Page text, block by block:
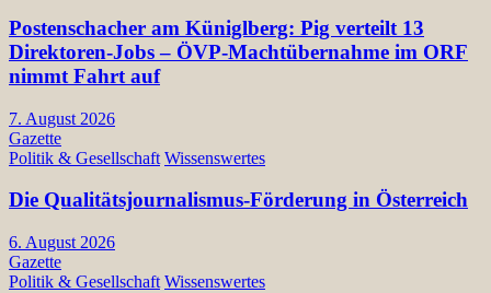
Postenschacher am Küniglberg: Pig verteilt 13
Direktoren-Jobs – ÖVP-Machtübernahme im ORF
nimmt Fahrt auf
7. August 2026
Gazette
Politik & Gesellschaft Wissenswertes
Die Qualitätsjournalismus-Förderung in Österreich
6. August 2026
Gazette
Politik & Gesellschaft Wissenswertes